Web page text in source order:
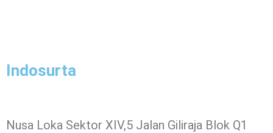
Indosurta
Nusa Loka Sektor XIV,5 Jalan Giliraja Blok Q1